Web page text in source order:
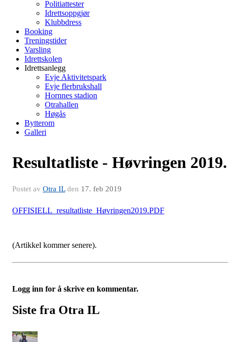
Politiattester
Idrettsoppgjør
Klubbdress
Booking
Treningstider
Varsling
Idrettskolen
Idrettsanlegg
Evje Aktivitetspark
Evje flerbrukshall
Hornnes stadion
Otrahallen
Høgås
Bytterom
Galleri
Resultatliste - Høvringen 2019.
Postet av Otra ILden 17. feb 2019
OFFISIELL_resultatliste_Høvringen2019.PDF
(Artikkel kommer senere).
Logg inn for å skrive en kommentar.
Siste fra Otra IL